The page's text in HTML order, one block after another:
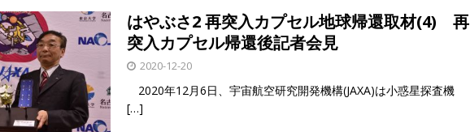
はやぶさ2 再突入カプセル地球帰還取材(4) 再
突入カプセル帰還後記者会見
2020-12-20
2020年12月6日、宇宙航空研究開発機構(JAXA)は小惑星探査機
[…]